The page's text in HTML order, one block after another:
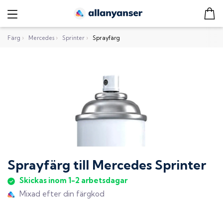
Färg › Mercedes › Sprinter › Sprayfärg
Sprayfärg till Mercedes Sprinter
Skickas inom 1-2 arbetsdagar
Mixad efter din färgkod